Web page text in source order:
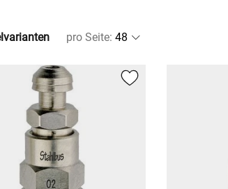
pro Seite: